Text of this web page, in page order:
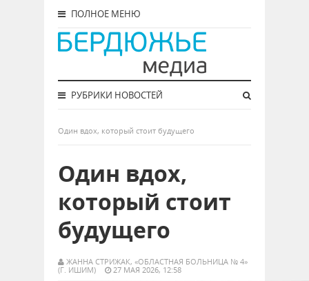
ПОЛНОЕ МЕНЮ
РУБРИКИ НОВОСТЕЙ
Один вдох, который стоит будущего
Один вдох,
который стоит
будущего
ЖАННА СТРИЖАК, «ОБЛАСТНАЯ БОЛЬНИЦА № 4»
(Г. ИШИМ)
27 МАЯ 2026, 12:58